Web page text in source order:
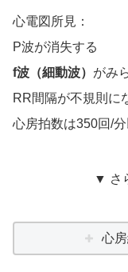
心電図所見：
P波が消失する
f波（細動波） がみ
RR間隔が不規則に
心房拍数は350回/分
▼ さ
心